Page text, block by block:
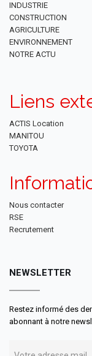
INDUSTRIE
CONSTRUCTION
AGRICULTURE
ENVIRONNEMENT
NOTRE ACTU
Liens
ACTIS Location
MANITOU
TOYOTA
Nous contacter
RSE
Recrutement
NEWSLETTER
Restez informé des
abonnant à notre